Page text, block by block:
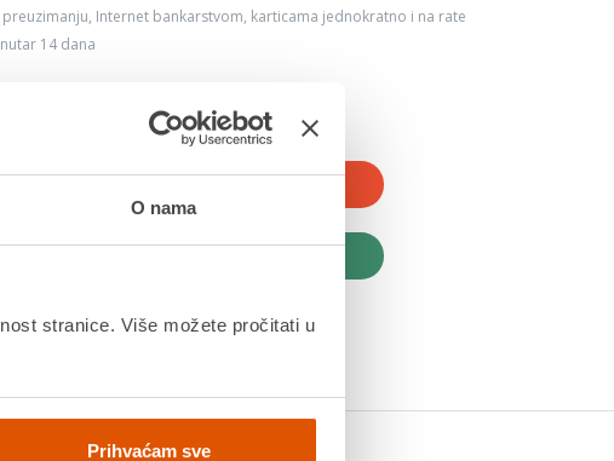
O nama
stranice. Više možete pročitati u
Prihvaćam sve
Internet bankarstvom, karticama jednokratno i na rate
14 dana